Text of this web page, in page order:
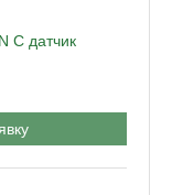
датчик